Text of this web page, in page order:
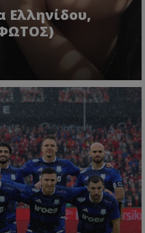
Ελληνίδου,